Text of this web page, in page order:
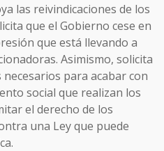
las reivindicaciones de los
que el Gobierno cese en
que está llevando a
Asimismo, solicita
para acabar con
social que realizan los
el derecho de los
una Ley que puede